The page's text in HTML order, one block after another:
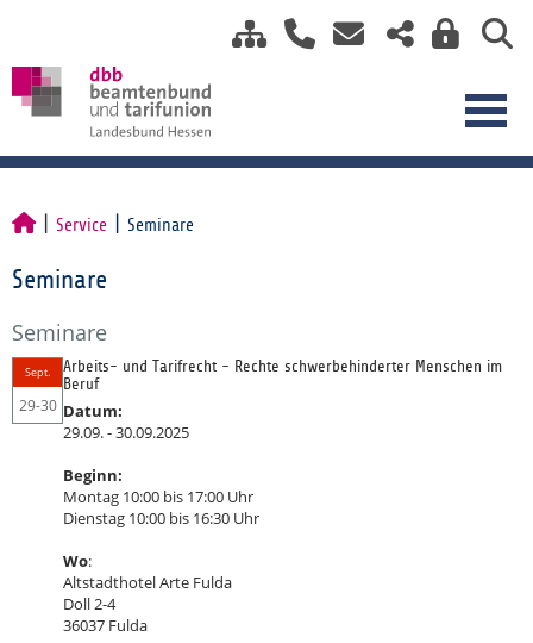
Service Seminare
Seminare
Seminare
Sept.
29-30
Arbeits- und Tarifrecht - Rechte schwerbehinderter Menschen im
Beruf
Datum:
29.09. - 30.09.2025
Beginn:
Montag 10:00 bis 17:00 Uhr
Dienstag 10:00 bis 16:30 Uhr
Wo:
Altstadthotel Arte Fulda
Doll 2-4
36037 Fulda